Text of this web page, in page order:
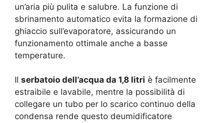
un’aria più pulita e salubre. La funzione di
sbrinamento automatico evita la formazione di
ghiaccio sull’evaporatore, assicurando un
funzionamento ottimale anche a basse
temperature.
Il serbatoio dell’acqua da 1,8 litri è facilmente
estraibile e lavabile, mentre la possibilità di
collegare un tubo per lo scarico continuo della
condensa rende questo deumidificatore